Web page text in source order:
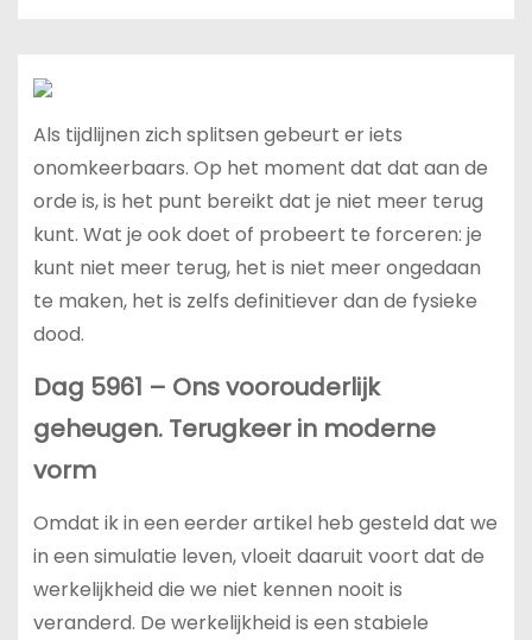
Als tijdlijnen zich splitsen gebeurt er iets
onomkeerbaars. Op het moment dat dat aan de
orde is, is het punt bereikt dat je niet meer terug
kunt. Wat je ook doet of probeert te forceren: je
kunt niet meer terug, het is niet meer ongedaan
te maken, het is zelfs definitiever dan de fysieke
dood.
Dag 5961 – Ons voorouderlijk
geheugen. Terugkeer in moderne
vorm
Omdat ik in een eerder artikel heb gesteld dat we
in een simulatie leven, vloeit daaruit voort dat de
werkelijkheid die we niet kennen nooit is
veranderd. De werkelijkheid is een stabiele